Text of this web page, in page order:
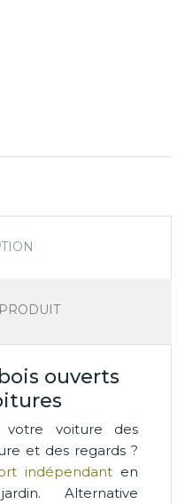
ouverts
votre voiture des
et des regards ?
indépendant en
Alternative